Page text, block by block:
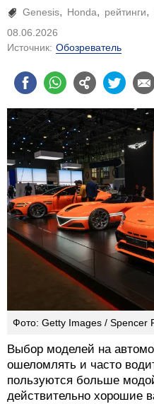
Genesis Honda рейтинги
08.06.2026
Источник: Обозреватель
Фото: Getty Images / Spencer
Выбор моделей на
ошеломлять и часто
пользуются больше
действительно хорошие